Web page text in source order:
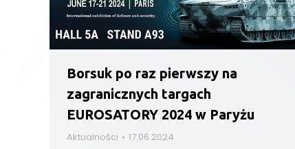
Borsuk po raz pierwszy na
zagranicznych targach
EUROSATORY 2024 w Paryżu
Aktualności 17.06.2024